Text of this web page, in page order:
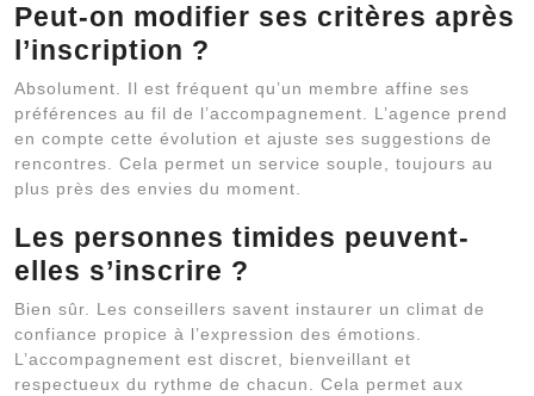
Peut-on modifier ses critères après
l’inscription ?
Absolument. Il est fréquent qu’un membre affine ses
préférences au fil de l’accompagnement. L’agence prend
en compte cette évolution et ajuste ses suggestions de
rencontres. Cela permet un service souple, toujours au
plus près des envies du moment.
Les personnes timides peuvent-
elles s’inscrire ?
Bien sûr. Les conseillers savent instaurer un climat de
confiance propice à l’expression des émotions.
L’accompagnement est discret, bienveillant et
respectueux du rythme de chacun. Cela permet aux